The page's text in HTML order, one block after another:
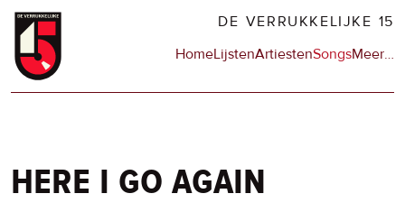
Overslaan
naar
DE VERRUKKELIJKE 15
Hoofdnavigatie
HomeLijstenArtiestenSongsMeerop
…
here i go again